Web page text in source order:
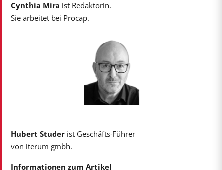
Cynthia Mira ist Redaktorin.
Sie arbeitet bei Procap.
Hubert Studer ist Geschäfts-Führer
von iterum gmbh.
Informationen zum Artikel